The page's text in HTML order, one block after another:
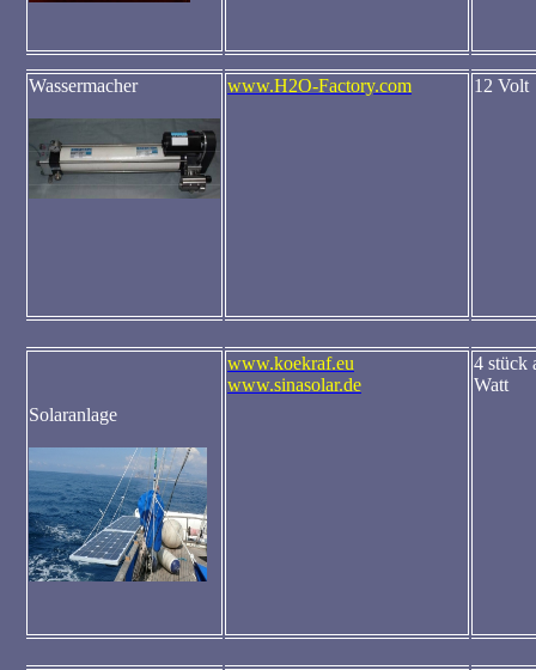
Wassermacher www.H2O-Factory.com 12 Volt
Solaranlage
www.koekraf.eu
www.sinasolar.de
4 stück
Watt